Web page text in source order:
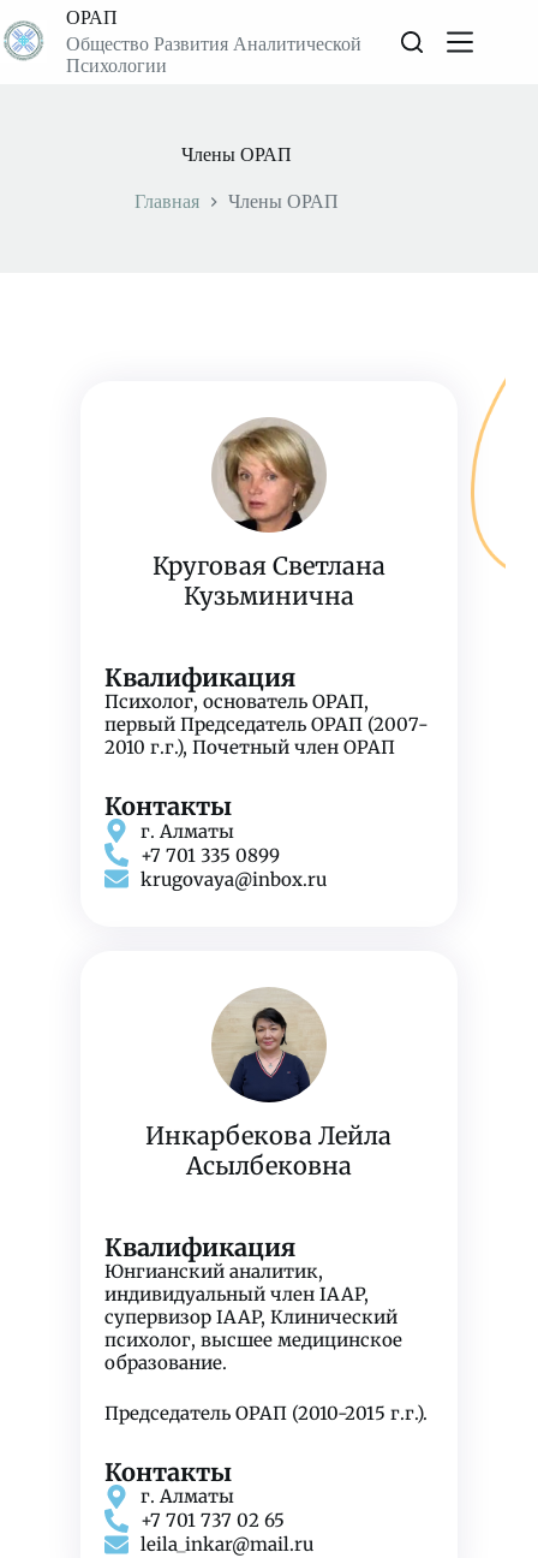
ОРАП
Общество Развития Аналитической
Психологии
Члены ОРАП
Главная Члены ОРАП
Круговая Светлана
Кузьминична
Квалификация
Психолог, основатель ОРАП,
первый Председатель ОРАП (2007-
2010 г.г.), Почетный член ОРАП
Контакты
г. Алматы
+7 701 335 0899
krugovaya@inbox.ru
Инкарбекова Лейла
Асылбековна
Квалификация
Юнгианский аналитик,
индивидуальный член IAAP,
супервизор IAAP, Клинический
психолог, высшее медицинское
образование.
Председатель ОРАП (2010-2015 г.г.).
Контакты
г. Алматы
+7 701 737 02 65
leila_inkar@mail.ru